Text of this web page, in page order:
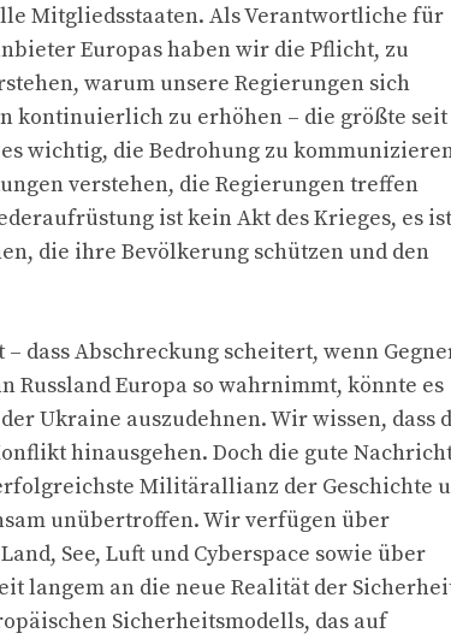
Mitgliedsstaaten. Als Verantwortliche für
Europas haben wir die Pflicht, zu
warum unsere Regierungen sich
kontinuierlich zu erhöhen – die größte seit
wichtig, die Bedrohung zu
verstehen, die Regierungen treffen
ist kein Akt des Krieges, es ist
die ihre Bevölkerung schützen und den
dass Abschreckung scheitert, wenn
Russland Europa so wahrnimmt, könnte es
Ukraine auszudehnen. Wir wissen, dass
hinausgehen. Doch die gute
Militärallianz der Geschichte
unübertroffen. Wir verfügen über
See, Luft und Cyberspace sowie über
langem an die neue Realität der
Sicherheitsmodells, das auf